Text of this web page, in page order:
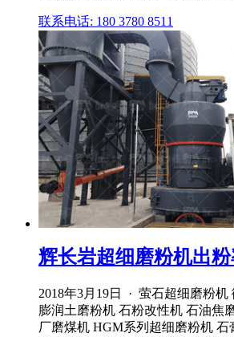
联系电话: 180 3780 8511
辉长岩超细磨粉机出
2018年3月19日 · 萤石超细磨粉
膨润土磨粉机 石粉改性机 石油焦
厂磨煤机 HGM系列超细磨粉机